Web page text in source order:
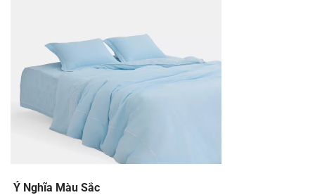
Ý Nghĩa Màu Sắc